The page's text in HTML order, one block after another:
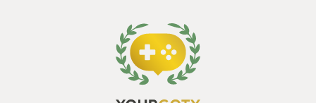
運動不足解消に何かしたい”といった方には向いている」有酸素
運動系フィットネスゲームだと感じた。私は後者。 購入当初は
こんなに続けられるとは思わなかったので、ベストフィットネ